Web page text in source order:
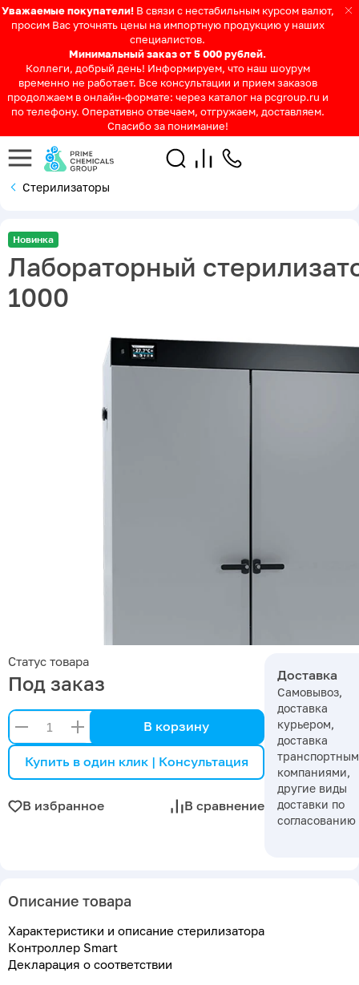
Уважаемые покупатели! В связи с нестабильным курсом валют,
просим Вас уточнять цены на импортную продукцию у наших
специалистов.
Минимальный заказ от 5 000 рублей.
Коллеги, добрый день! Информируем, что наш шоурум
временно не работает. Все консультации и прием заказов
продолжаем в онлайн-формате: через каталог на pcgroup.ru и
по телефону. Оперативно отвечаем, отгружаем, доставляем.
Спасибо за понимание!
Стерилизаторы
Новинка
Лабораторный
1000
Статус товара
Под заказ
В корзину
Купить в один клик | Консультация
В избранное В сравнение
Доставка
Самовывоз,
доставка
курьером,
доставка
компаниями,
другие виды
доставки по
согласованию
Описание товара
Характеристики и описание стерилизатора
Контроллер Smart
Декларация о соответствии